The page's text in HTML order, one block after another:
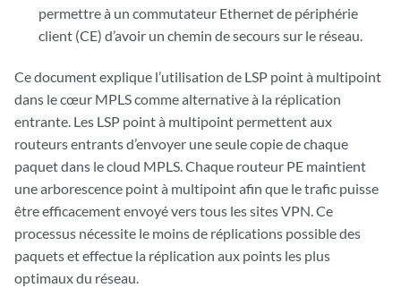
permettre à un commutateur Ethernet de périphérie
client (CE) d’avoir un chemin de secours sur le réseau.
Ce document explique l’utilisation de LSP point à multipoint
dans le cœur MPLS comme alternative à la réplication
entrante. Les LSP point à multipoint permettent aux
routeurs entrants d’envoyer une seule copie de chaque
paquet dans le cloud MPLS. Chaque routeur PE maintient
une arborescence point à multipoint afin que le trafic puisse
être efficacement envoyé vers tous les sites VPN. Ce
processus nécessite le moins de réplications possible des
paquets et effectue la réplication aux points les plus
optimaux du réseau.